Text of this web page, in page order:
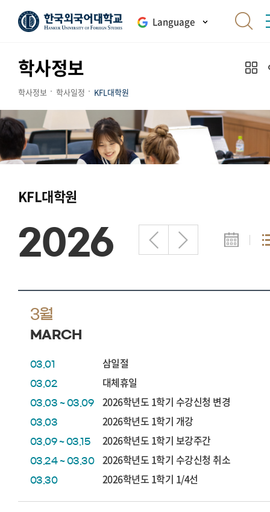
Language
학사정보
학사정보 학사일정 KFL대학원
KFL대학원
2026
3월
MARCH
03.01 삼일절
03.02 대체휴일
03.03 ~ 03.09 2026학년도 1학기 수강신청 변경
03.03 2026학년도 1학기 개강
03.09 ~ 03.15 2026학년도 1학기 보강주간
03.24 ~ 03.30 2026학년도 1학기 수강신청 취소
03.30 2026학년도 1학기 1/4선